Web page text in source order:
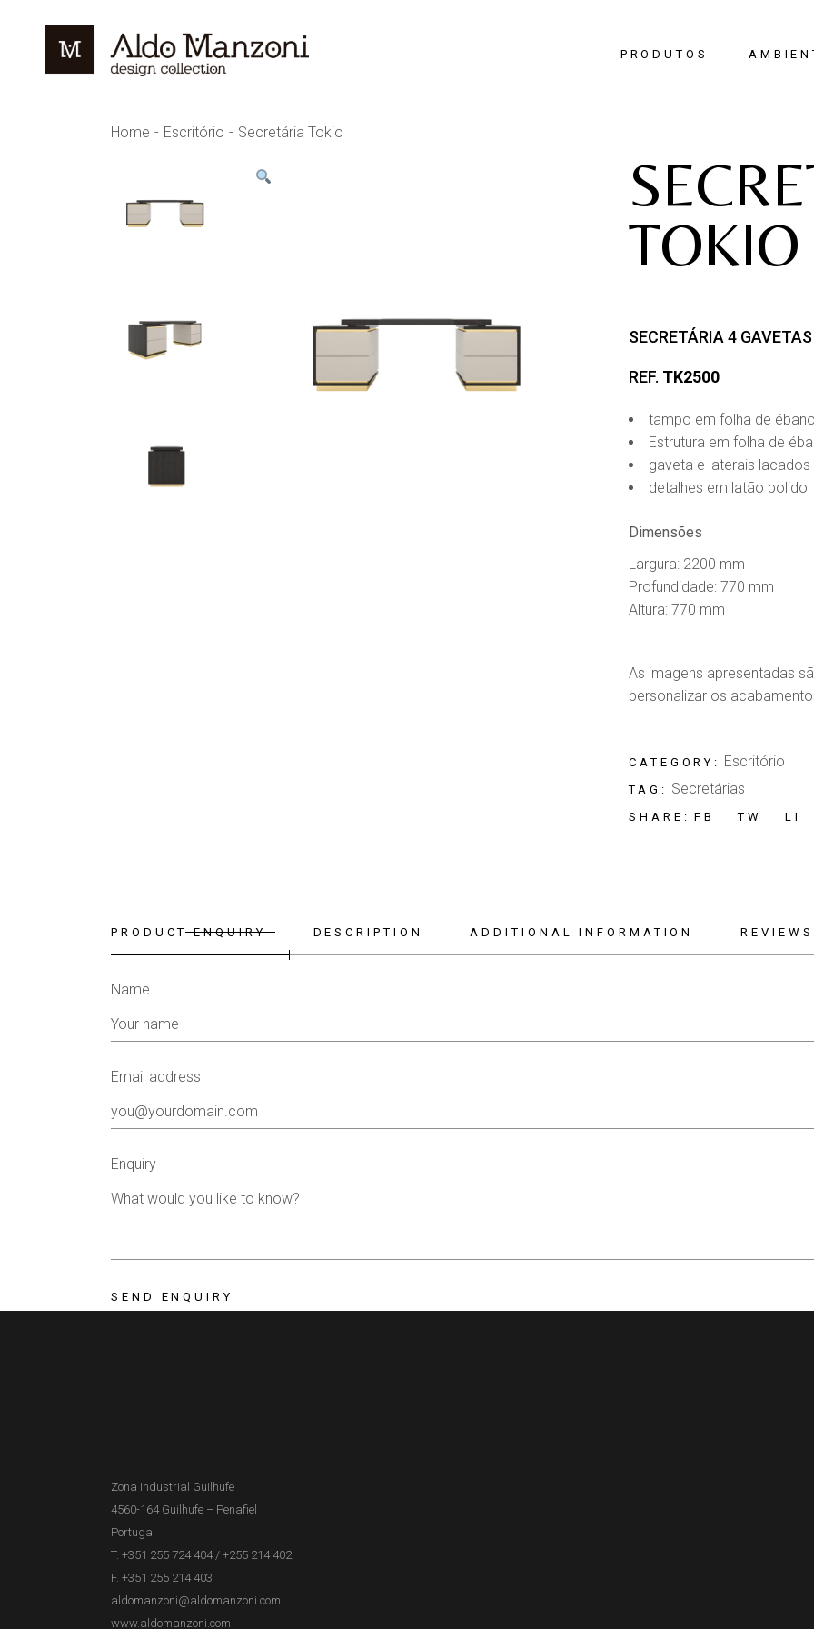
PRODUTOS
Sala de
Sala de
Hall de
Escritório
Home Escritório Secretária Tokio
TOKIO
SECRETÁRIA 4 GAVETAS
REF. TK2500
tampo em folha de
Estrutura em folha de
gaveta e laterais lacados
detalhes em latão polido
Dimensões
Largura: 2200 mm
Profundidade: 770 mm
Altura: 770 mm
As imagens apresentadas
personalizar os
CATEGORY: Escritório
TAG: Secretárias
SHARE: FB TW LI
PRODUCT ENQUIRY DESCRIPTION ADDITIONAL INFORMATION
Name
Email address
Enquiry
Zona Industrial Guilhufe
4560-164 Guilhufe – Penafiel
Portugal
T. +351 255 724 404/ +255 214 402
F. +351 255 214 403
aldomanzoni@aldomanzoni.com
www.aldomanzoni.com